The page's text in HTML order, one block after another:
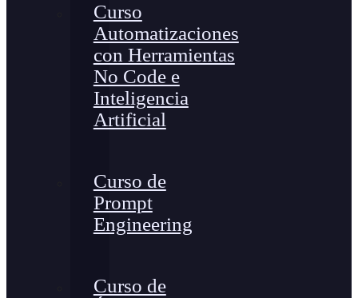
Curso
Automatizaciones
con Herramientas
No Code e
Inteligencia
Artificial
Curso de
Prompt
Engineering
Curso de